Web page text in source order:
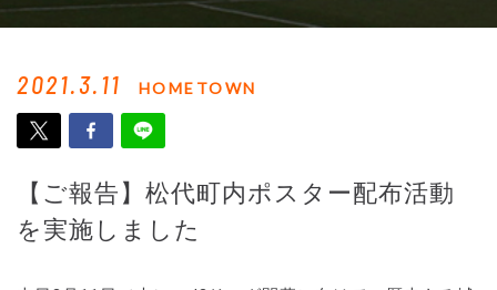
2021.3.11 HOMETOWN
【ご報告】松代町内ポスター配布活動
を実施しました